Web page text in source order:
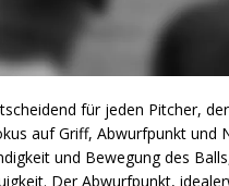
für jeden Pitcher,
auf Griff, Abwurfpunkt und
und Bewegung des
Der Abwurfpunkt,